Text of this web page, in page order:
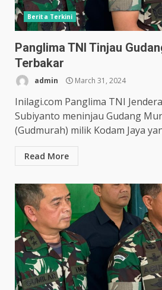
Berita Terkini
Panglima TNI Tinjau
Terbakar
admin March 31, 2024
Inilagi.com Panglima TNI
Subiyanto meninjau Gudang
(Gudmurah) milik Kodam Jaya
Read More